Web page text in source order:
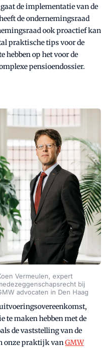
de implementatie van de
de ondernemingsraad
ook proactief kan
praktische tips voor de
hebben op het voor de
pensioendossier.
Vermeulen, expert
bij
advocaten in Den Haag
te maken hebben met de
de vaststelling van de
onze praktijk vanGMW